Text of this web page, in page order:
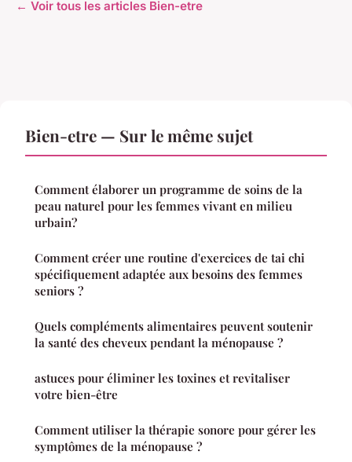
← Voir tous les articles Bien-etre
Bien-etre — Sur le même sujet
Comment élaborer un programme de soins de la
peau naturel pour les femmes vivant en milieu
urbain?
Comment créer une routine d'exercices de tai chi
spécifiquement adaptée aux besoins des femmes
seniors ?
Quels compléments alimentaires peuvent soutenir
la santé des cheveux pendant la ménopause ?
astuces pour éliminer les toxines et revitaliser
votre bien-être
Comment utiliser la thérapie sonore pour gérer les
symptômes de la ménopause ?